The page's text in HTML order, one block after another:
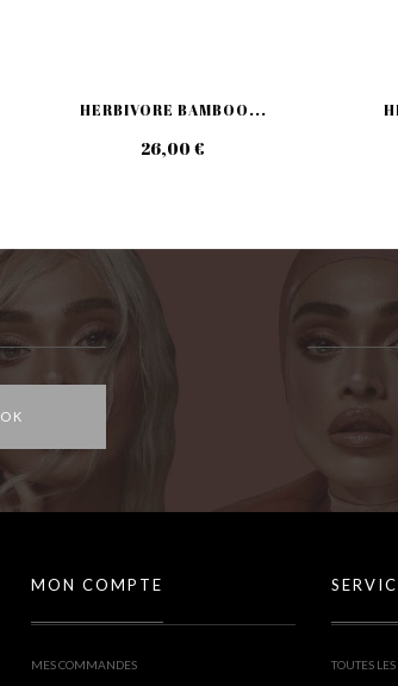
HERBIVORE BAMBOO...
26,00 €
OK
MON COMPTE
MES COMMANDES TOUTES